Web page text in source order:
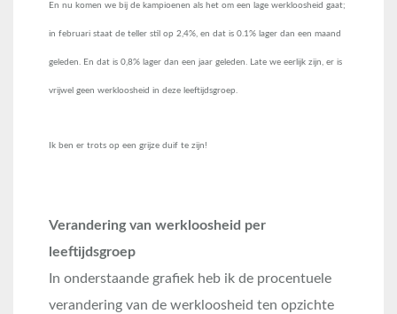
En nu komen we bij de kampioenen als het om een lage werkloosheid gaat;
in februari staat de teller stil op 2,4%, en dat is 0.1% lager dan een maand
geleden. En dat is 0,8% lager dan een jaar geleden. Late we eerlijk zijn, er is
vrijwel geen werkloosheid in deze leeftijdsgroep.
Ik ben er trots op een grijze duif te zijn!
Verandering van werkloosheid per
leeftijdsgroep
In onderstaande grafiek heb ik de procentuele
verandering van de werkloosheid ten opzichte